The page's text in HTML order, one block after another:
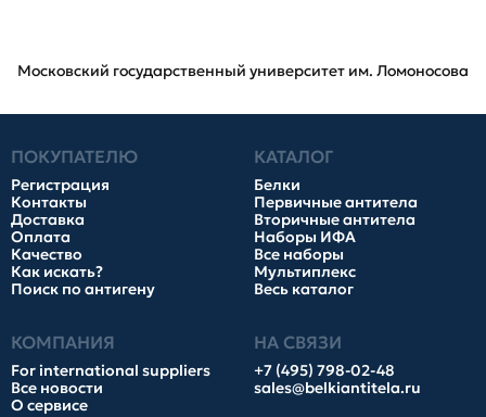
Московский государственный университет им. Ломоносова
ПОКУПАТЕЛЮ
Регистрация
Контакты
Доставка
Оплата
Качество
Как искать?
Поиск по антигену
КАТАЛОГ
Белки
Первичные антитела
Вторичные антитела
Наборы ИФА
Все наборы
Мультиплекс
Весь каталог
КОМПАНИЯ
For international suppliers
Все новости
О сервисе
НА СВЯЗИ
+7 (495) 798-02-48
sales@belkiantitela.ru